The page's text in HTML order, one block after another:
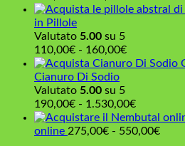
di
190,00€
a
in Pillole
Valutato 5.00 su 5
110,00€ - 160,00€Fascia
di
110,00€
a
160,00€
Cianuro Di Sodio
Valutato 5.00 su 5
190,00€ - 1.530,00€Fascia
di
prezzo:
online 275,00€ - 550,00€Fascia